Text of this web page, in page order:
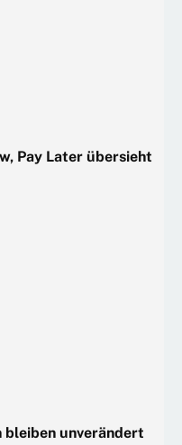
Pay Later übersieht
bleiben unverändert